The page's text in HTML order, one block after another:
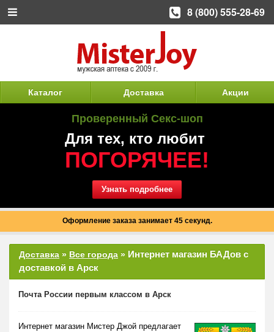
Каталог Доставка Акции
Проверенный Секс-шоп
Для тех, кто любит
ПОГОРЯЧЕЕ!
Узнать подробнее
Оформление заказа занимает 45 секунд.
Доставка » Все города » Интернет магазин БАДов с
доставкой в Арск
Почта России первым классом в Арск
Интернет магазин Мистер Джой предлагает
8 (800) 555-28-69